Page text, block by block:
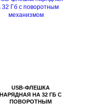
USB-ФЛЕШКА
НАРЯДНАЯ НА 32 ГБ С
ПОВОРОТНЫМ